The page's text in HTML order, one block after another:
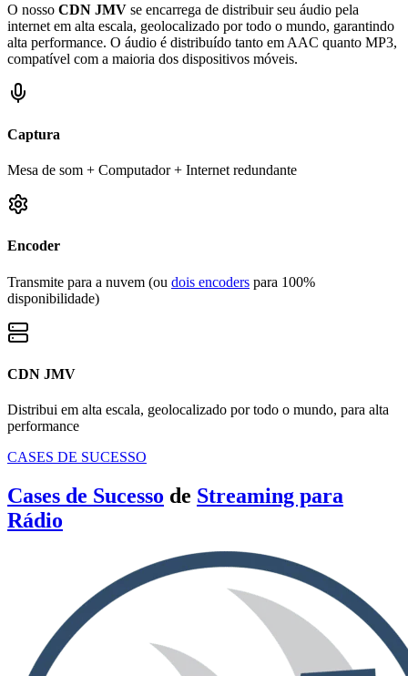
O nosso CDN JMV se encarrega de distribuir seu áudio pela
internet em alta escala, geolocalizado por todo o mundo, garantindo
alta performance. O áudio é distribuído tanto em AAC quanto MP3,
compatível com a maioria dos dispositivos móveis.
Captura
Mesa de som + Computador + Internet redundante
Encoder
Transmite para a nuvem (ou dois encoders para 100%
disponibilidade)
CDN JMV
Distribui em alta escala, geolocalizado por todo o mundo, para alta
performance
CASES DE SUCESSO
Cases de Sucesso de Streaming para
Rádio